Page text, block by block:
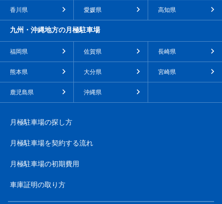
香川県 愛媛県 高知県
九州・沖縄地方の月極駐車場
福岡県 佐賀県 長崎県
熊本県 大分県 宮崎県
鹿児島県 沖縄県
月極駐車場の探し方
月極駐車場を契約する流れ
月極駐車場の初期費用
車庫証明の取り方